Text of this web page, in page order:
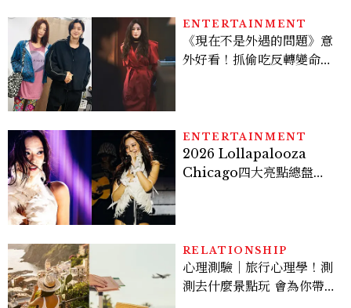
ENTERTAINMENT
《現在不是外遇的問題》意
外好看！抓偷吃反轉變命
看點懶人包
ENTERTAINMENT
2026 Lollapalooza
Chicago四大亮點總盤
RELATIONSHIP
心理測驗｜旅行心理學！測
測去什麼景點玩 會為你帶來